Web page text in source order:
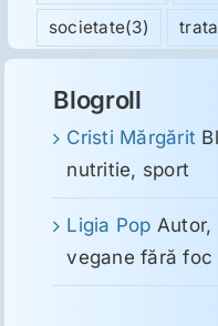
societate(3)
Blogroll
Cristi Mărgărit
nutritie, sport
Ligia Pop Autor,
vegane fără foc